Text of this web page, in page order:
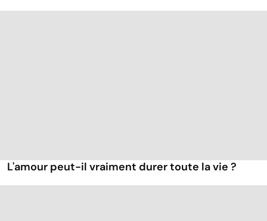
L'amour peut-il vraiment durer toute la vie ?